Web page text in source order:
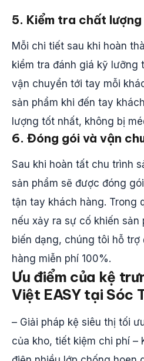
5. Kiểm tra chất lượng
Mỗi chi tiết sau khi hoàn
kiểm tra đánh giá kỹ lưỡng
vận chuyển tới tay mỗi
sản phẩm khi đến tay
lượng tốt nhất, không bị
6. Đóng gói và vận
Sau khi hoàn tất chu trình
sản phẩm sẽ được đóng
tận tay khách hàng. Trong
nếu xảy ra sự cố khiến
biến dạng, chúng tôi hỗ trợ
hàng miễn phí 100%.
Ưu điểm của kệ
Việt EASY tại Sóc
– Giải pháp kệ siêu thị tối
của kho, tiết kiệm chi phí –